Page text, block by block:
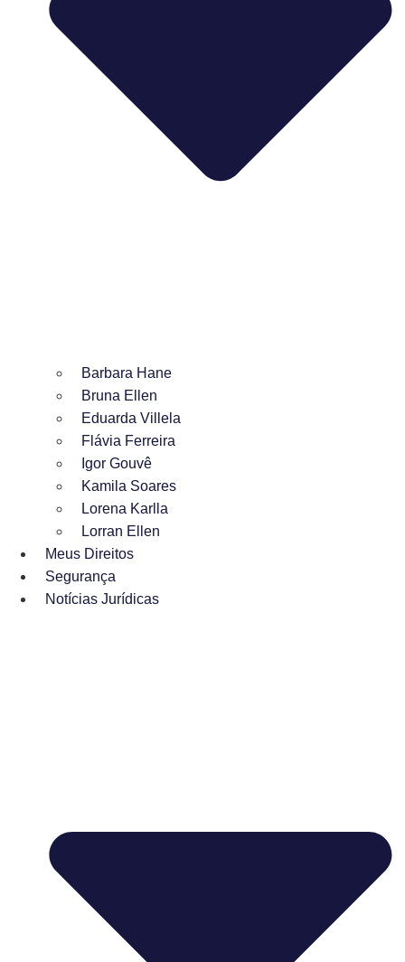
Barbara Hane
Bruna Ellen
Eduarda Villela
Flávia Ferreira
Igor Gouvê
Kamila Soares
Lorena Karlla
Lorran Ellen
Meus Direitos
Segurança
Notícias Jurídicas